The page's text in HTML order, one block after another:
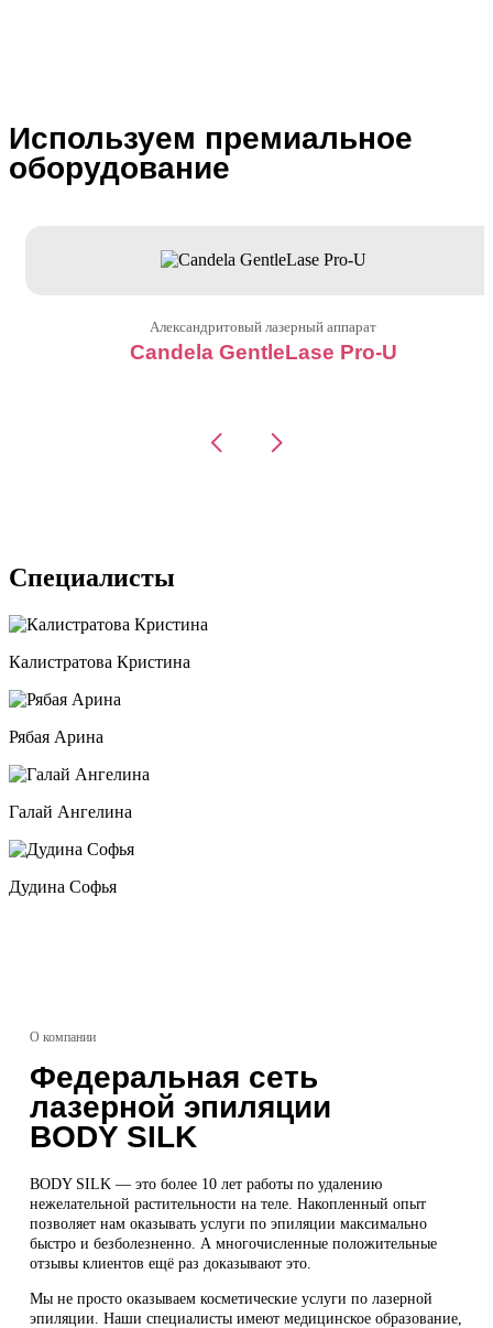
Используем премиальное
оборудование
Александритовый лазерный аппарат
Candela GentleLase Pro-U
Специалисты
Калистратова Кристина
Рябая Арина
Галай Ангелина
Дудина Софья
О компании
Федеральная сеть
лазерной эпиляции
BODY SILK
BODY SILK — это более 10 лет работы по удалению
нежелательной растительности на теле. Накопленный опыт
позволяет нам оказывать услуги по эпиляции максимально
быстро и безболезненно. А многочисленные положительные
отзывы клиентов ещё раз доказывают это.
Мы не просто оказываем косметические услуги по лазерной
эпиляции. Наши специалисты имеют медицинское образование,